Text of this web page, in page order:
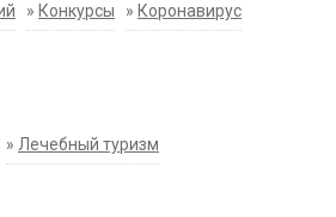
» Конкурсы » Коронавирус
» Лечебный туризм